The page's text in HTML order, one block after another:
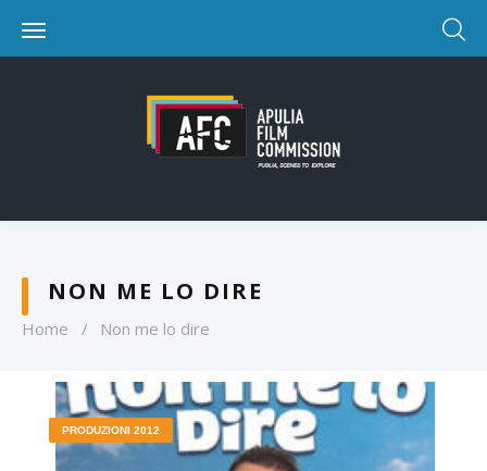
NON ME LO DIRE
Home / Non me lo dire
PRODUZIONI 2012